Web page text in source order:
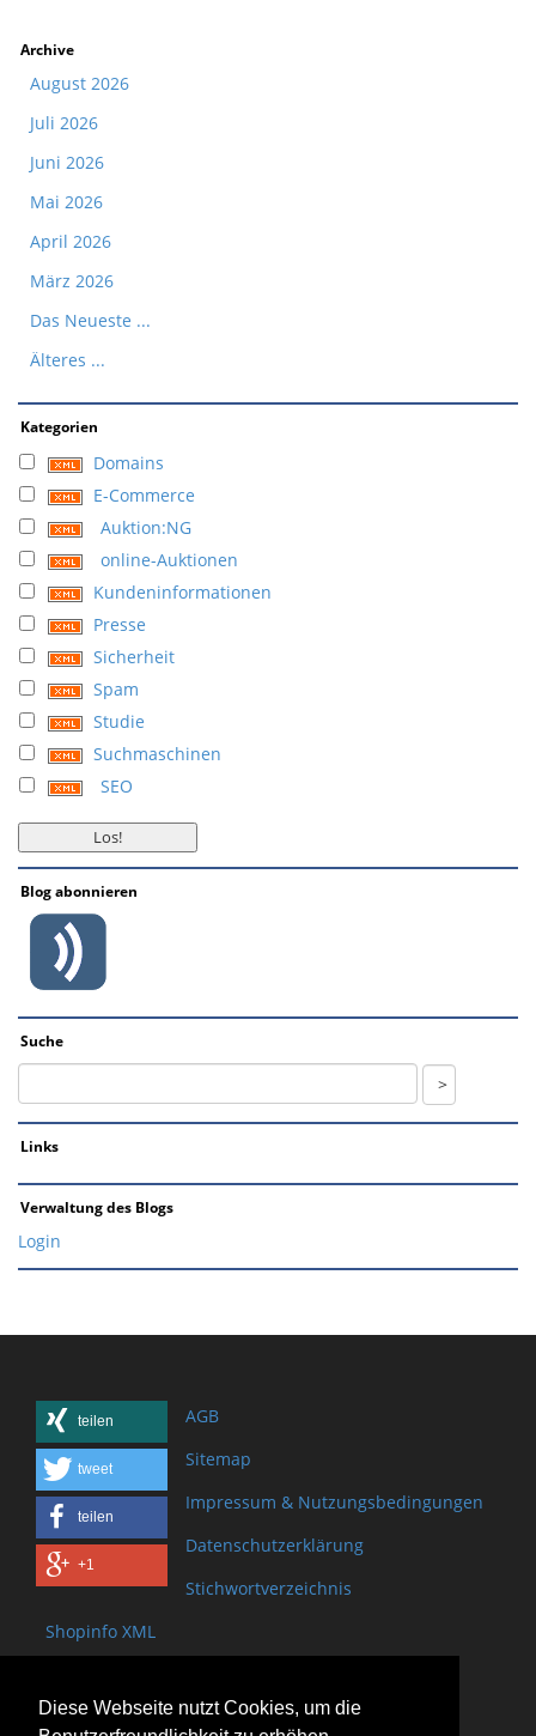
Diese Webseite nutzt Cookies, um die
Archive
August 2026
Juli 2026
Juni 2026
Mai 2026
April 2026
März 2026
Das Neueste ...
Älteres ...
Kategorien
Domains
E-Commerce
Auktion:NG
online-Auktionen
Kundeninformationen
Presse
Sicherheit
Spam
Studie
Suchmaschinen
SEO
Blog abonnieren
Suche
Links
Verwaltung des Blogs
Login
teilen
tweet
teilen
+1
AGB
Sitemap
Impressum & Nutzungsbedingungen
Datenschutzerklärung
Stichwortverzeichnis
Shopinfo XML
Bischof-Brand Straße 2